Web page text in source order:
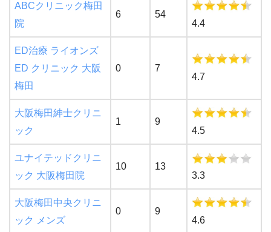
ABCクリニック梅田
院
6
54
4.4
ED治療 ライオンズ
ED クリニック 大阪
梅田
0
7
4.7
大阪梅田紳士クリニ
ック
1
9
4.5
ユナイテッドクリニ
ック 大阪梅田院
10
13
3.3
大阪梅田中央クリニ
ック メンズ
0
9
4.6